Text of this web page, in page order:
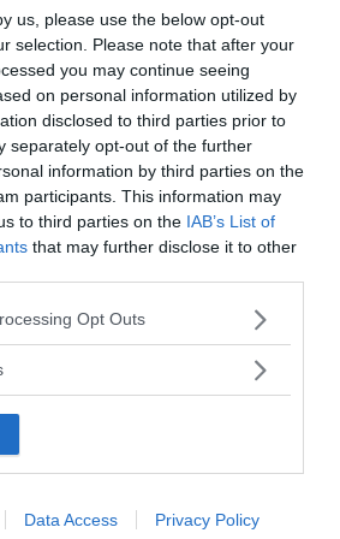
us, please use the below opt-out
selection. Please note that after your
you may continue seeing
on personal information utilized by
disclosed to third parties prior to
separately opt-out of the further
information by third parties on the
participants. This information may
to third parties on the IAB’s List of
that may further disclose it to other
app uses one or more Google
or usage behaviour. You may click to
specified purposes in below Google
Opt Outs
Data Access Privacy Policy
a leggere dopo la pubblicità
anche